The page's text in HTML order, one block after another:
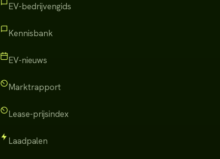
EV-bedrijvengids
Kennisbank
EV-nieuws
Marktrapport
Lease-prijsindex
Laadpalen